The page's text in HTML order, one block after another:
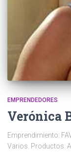
EMPRENDEDORES
Verónica
Emprendimiento:
Varios. Productos: